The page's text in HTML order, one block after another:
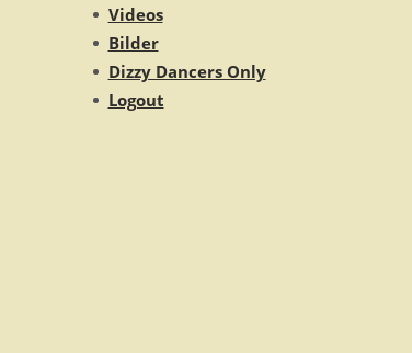
Videos
Bilder
Dizzy Dancers Only
Logout